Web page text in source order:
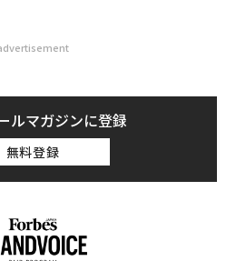
ルマガジンに登録
無料登録